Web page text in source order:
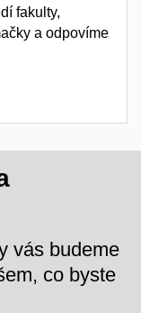
fakulty,
a odpovíme
vás budeme
co byste